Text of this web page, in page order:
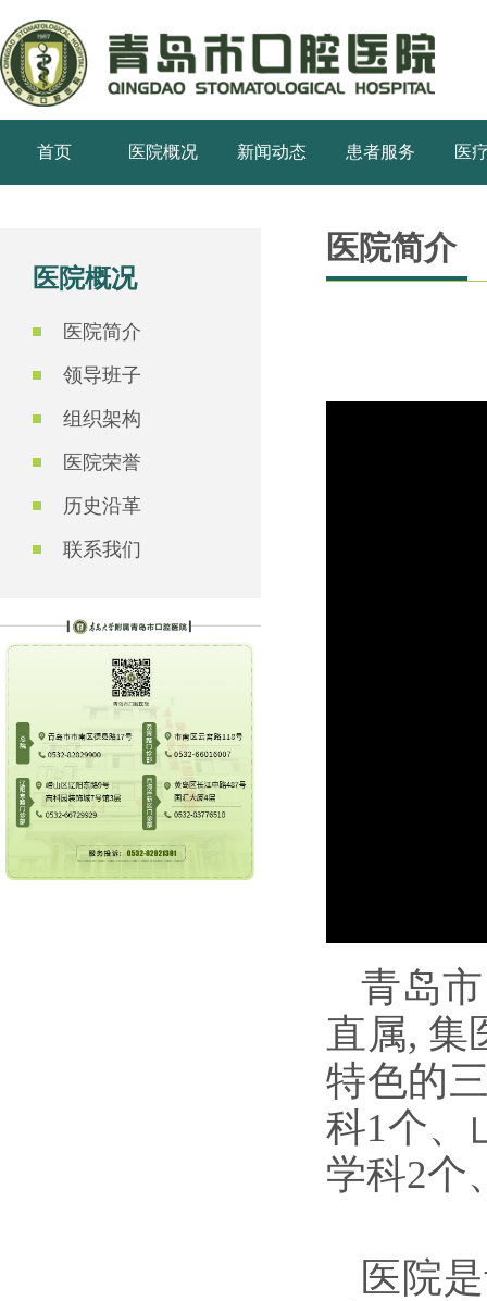
首页 医院概况 新闻动态 患者服务 医
医院概况
医院简介
领导班子
组织架构
医院荣誉
历史沿革
联系我们
医院简介
青岛
直属, 集
特色的
科1个、
学科2个
医院